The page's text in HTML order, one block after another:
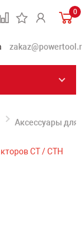
0
Аксессуары для